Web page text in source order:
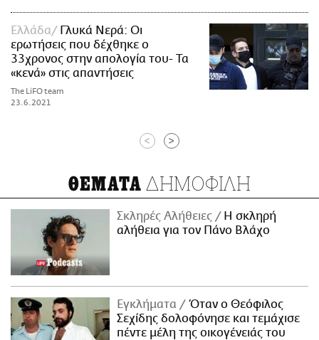
Ελλάδα
Γλυκά Νερά: Οι
ερωτήσεις που δέχθηκε ο
33χρονος στην απολογία του- Τα
«κενά» στις απαντήσεις
The LiFO team
23.6.2021
< >
ΘΕΜΑΤΑ ΔΗΜΟΦΙΛΗ
Σκληρές Αλήθειες
H σκληρή
αλήθεια για τον Πάνο Βλάχο
Εγκλήματα
Όταν ο Θεόφιλος
Σεχίδης δολοφόνησε και τεμάχισε
πέντε μέλη της οικογένειάς του